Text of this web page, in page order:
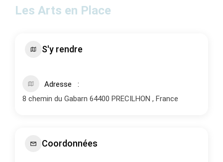
Les Arts en Place
S'y rendre
Adresse
8 chemin du Gabarn 64400 PRECILHON , France
Coordonnées